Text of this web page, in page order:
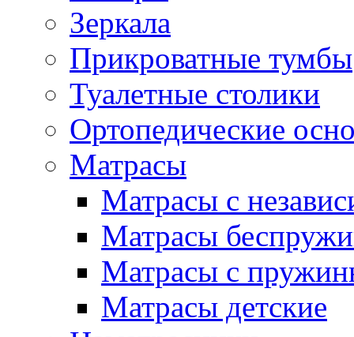
Зеркала
Прикроватные тумбы
Туалетные столики
Ортопедические
Матрасы
Матрасы с
Матрасы
Матрасы с
Матрасы детские